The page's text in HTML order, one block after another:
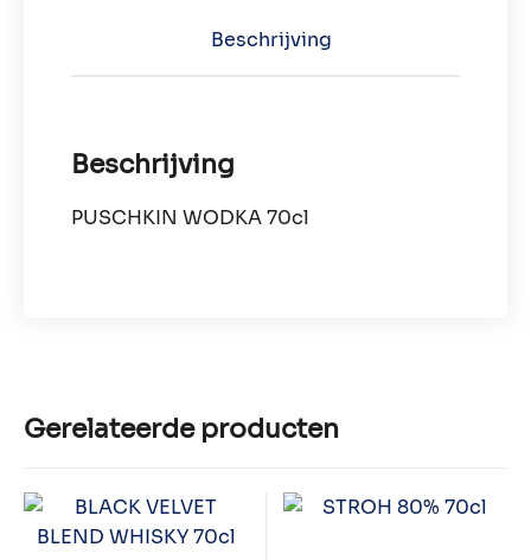
Beschrijving
Beschrijving
PUSCHKIN WODKA 70cl
Gerelateerde producten